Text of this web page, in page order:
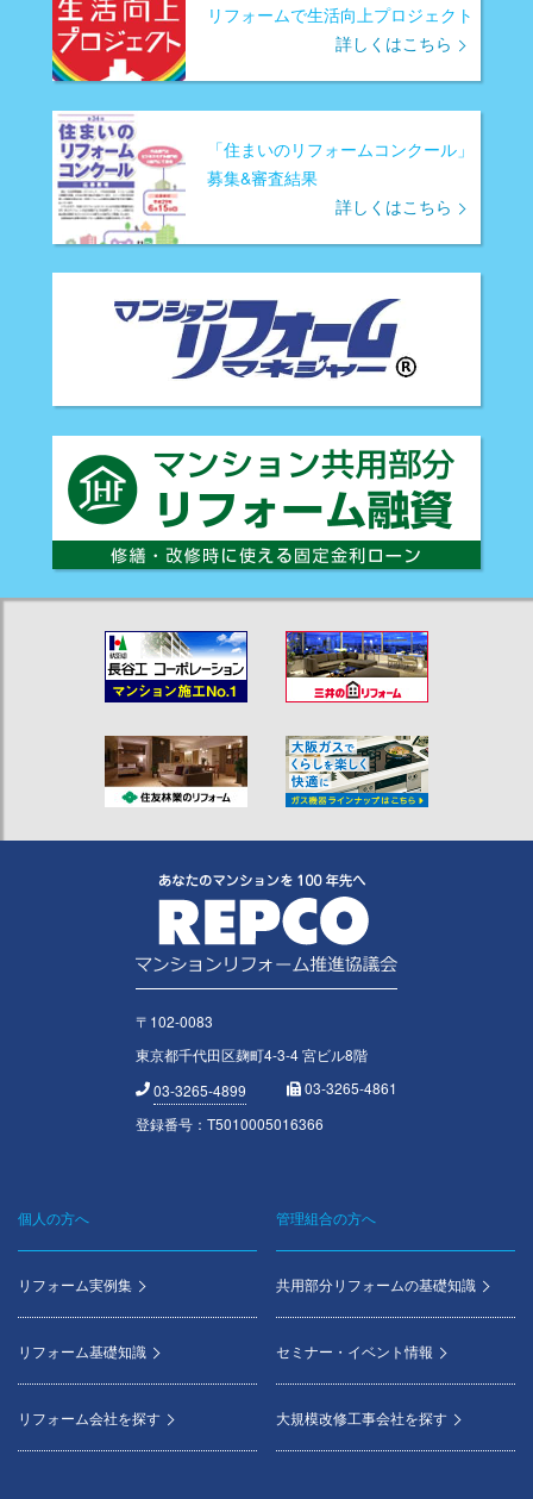
リフォームで生活向上プロジェクト
詳しくはこちら
「住まいのリフォームコンクール」
募集&審査結果
詳しくはこちら
〒102-0083
東京都千代田区麹町4-3-4 宮ビル8階
03-3265-4899
03-3265-4861
登録番号：T5010005016366
Footer
menu
個人の方へ
リフォーム実例集
リフォーム基礎知識
リフォーム会社を探す
管理組合の方へ
共用部分リフォームの基礎知識
セミナー・イベント情報
大規模改修工事会社を探す